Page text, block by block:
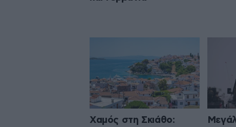
Χαμός στη Σκιάθο: